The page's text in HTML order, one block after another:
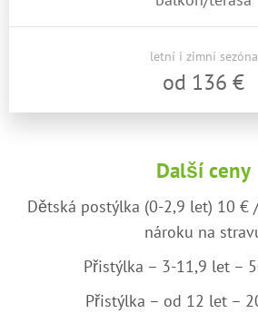
letní i zimní sezóna
od 136 €
Další ceny
Dětská postýlka (0-2,9 let) 10 €
nároku na
Přistýlka – 3-11,9 let –
Přistýlka – od 12 let –